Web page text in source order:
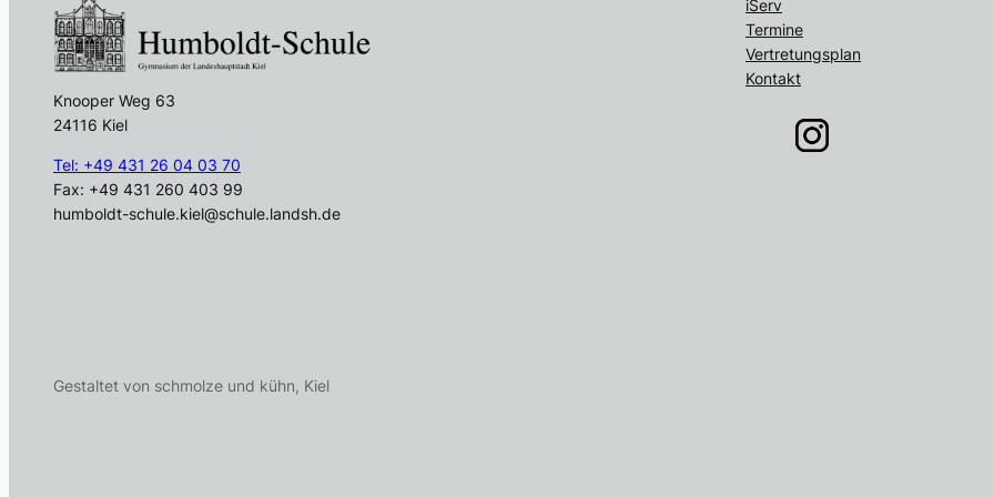
Knooper Weg 63
24116 Kiel
Tel: +49 431 26 04 03 70
Fax: +49 431 260 403 99
humboldt-schule.kiel@schule.landsh.de
iServ
Termine
Vertretungsplan
Kontakt
Gestaltet von schmolze und kühn, Kiel